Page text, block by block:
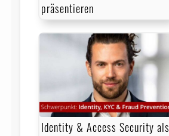
präsentieren
Identity & Access Security als